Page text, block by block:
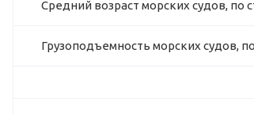
Средний возраст морских судов, по
Грузоподъемность морских судов,